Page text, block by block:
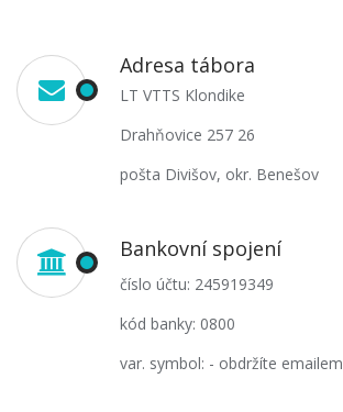
Adresa tábora
LT VTTS Klondike
Drahňovice 257 26
pošta Divišov, okr. Benešov
Bankovní spojení
číslo účtu: 245919349
kód banky: 0800
var. symbol: - obdržíte emailem